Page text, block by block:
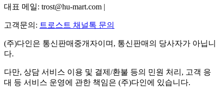
대표 메일: trost@hu-mart.com |
고객문의: 트로스트 채널톡 문의
(주)다인은 통신판매중개자이며, 통신판매의 당사자가 아닙니
다.
다만, 상담 서비스 이용 및 결제/환불 등의 민원 처리, 고객 응
대 등 서비스 운영에 관한 책임은 (주)다인에 있습니다.